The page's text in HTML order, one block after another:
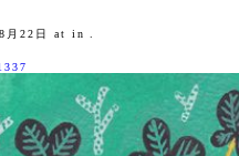
月22日 at in
記録③